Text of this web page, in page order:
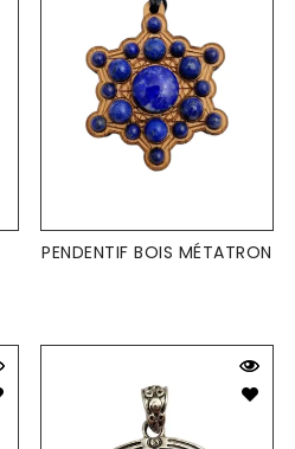
PENDENTIF BOIS MÉTATRON